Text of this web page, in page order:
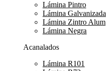
Lámina Pintro
Lámina Galvanizada
Lámina Zintro Alum
Lámina Negra
Acanalados
Lámina R101